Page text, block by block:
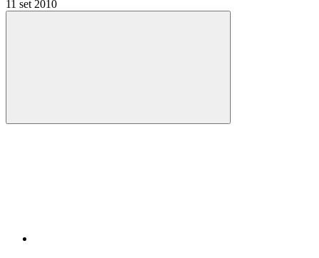
11 set 2010
Compartilhar